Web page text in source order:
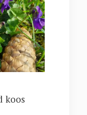
koos